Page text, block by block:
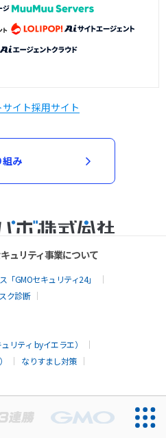
イト採用サイト
組み
ュリティ事業について
GMOセキュリティ24」
ク診断
リティ byイエラエ）
なりすまし対策